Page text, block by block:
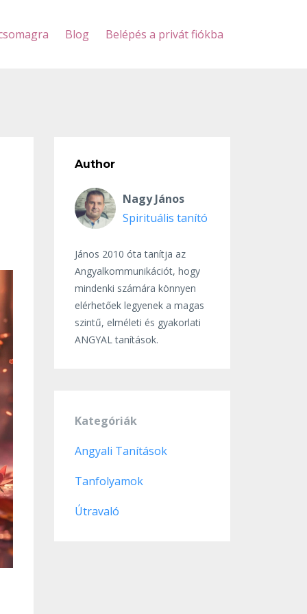
Blog Belépés a privát fiókba
Author
Nagy János
Spirituális tanító
János 2010 óta tanítja az
Angyalkommunikációt, hogy
mindenki számára könnyen
elérhetőek legyenek a magas
szintű, elméleti és gyakorlati
ANGYAL tanítások.
Kategóriák
Angyali Tanítások
Tanfolyamok
Útravaló